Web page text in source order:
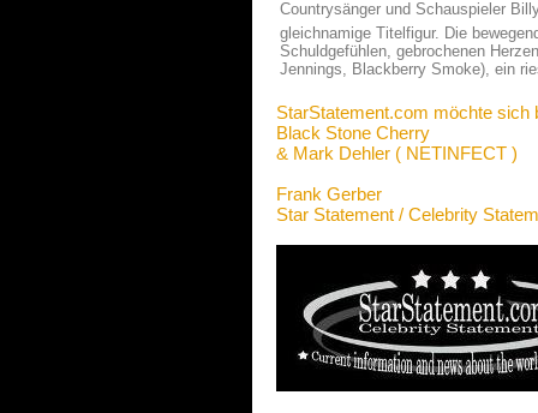
Countrysänger und Schauspieler
gleichnamige Titelfigur. Die
Schuldgefühlen, gebrochenen
Jennings, Blackberry Smoke), ein
StarStatement.com möchte sich
Black Stone Cherry
& Mark Dehler ( NETINFECT )
Frank Gerber
Star Statement / Celebrity